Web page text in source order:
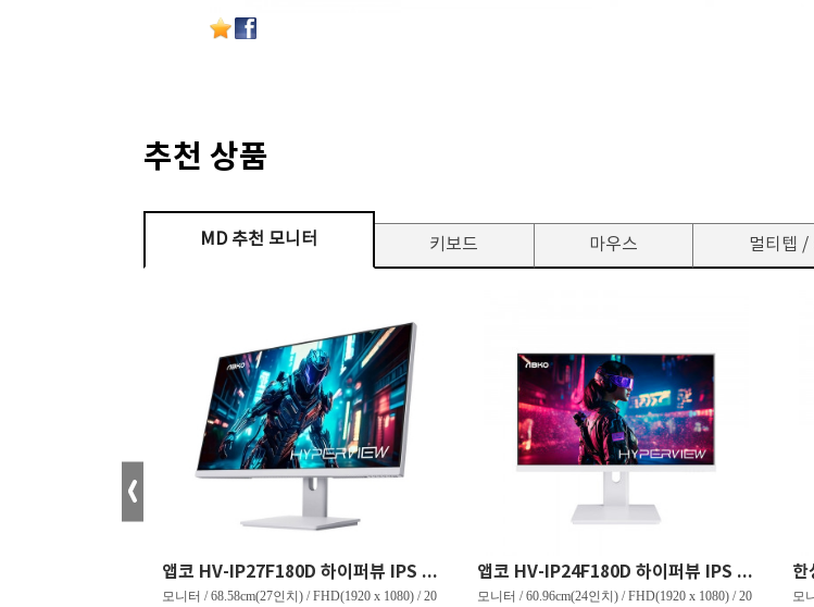
추천 상품
MD 추천 모니터 키보드 마우스 멀티텝 /
앱코 HV-IP27F180D 하이퍼뷰 IPS FHD 200 HDR 무결점
모니터 / 68.58cm(27인치) / FHD(1920 x 1080) / 20
앱코 HV-IP24F180D 하이퍼뷰 IPS FHD 180 HDR 무결점
모니터 / 60.96cm(24인치) / FHD(1920 x 1080) / 20
모